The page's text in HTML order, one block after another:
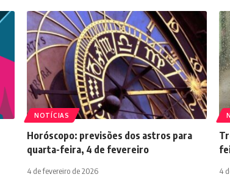
NOTÍCIAS
Horóscopo: previsões dos astros para
quarta-feira, 4 de fevereiro
4 de fevereiro de 2026 4